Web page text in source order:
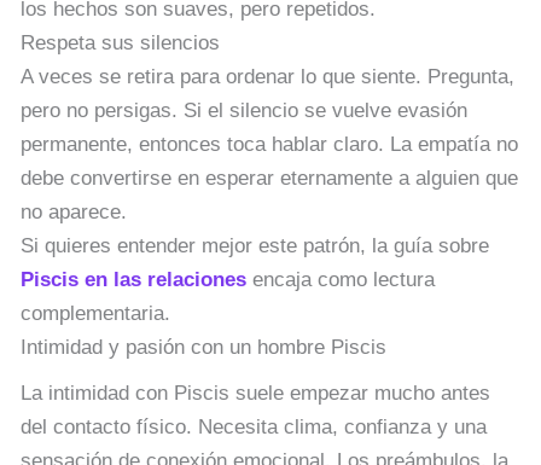
los hechos son suaves, pero repetidos.
Respeta sus silencios
A veces se retira para ordenar lo que siente. Pregunta,
pero no persigas. Si el silencio se vuelve evasión
permanente, entonces toca hablar claro. La empatía no
debe convertirse en esperar eternamente a alguien que
no aparece.
Si quieres entender mejor este patrón, la guía sobre
Piscis en las relaciones encaja como lectura
complementaria.
Intimidad y pasión con un hombre Piscis
La intimidad con Piscis suele empezar mucho antes
del contacto físico. Necesita clima, confianza y una